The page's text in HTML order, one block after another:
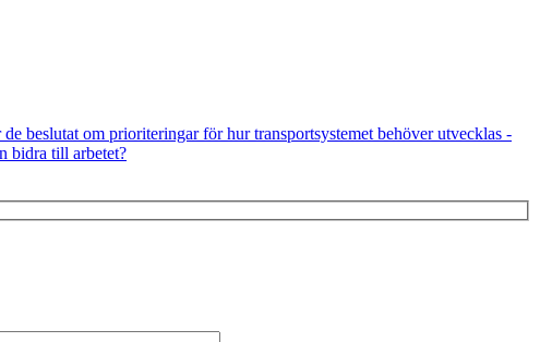
beslutat om prioriteringar för hur transportsystemet behöver utvecklas -
bidra till arbetet?